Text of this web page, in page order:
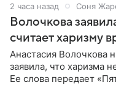
2 часа назад Соня
Волочкова
считает харизму
Анастасия Волочкова
заявила, что харизма
Ее слова передает